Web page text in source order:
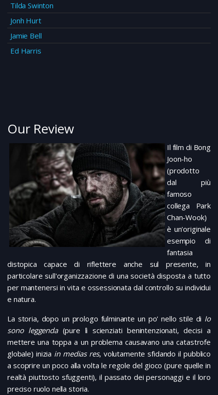
Tilda Swinton
Jonh Hurt
Jamie Bell
Ed Harris
Our Review
Il film di Bong
Joon-ho
(prodotto
dal più
famoso
collega Park
Chan-Wook)
è un'originale
esempio di
fantasia
distopica capace di riflettere anche sul presente, in
particolare sull'organizzazione di una società disposta a tutto
per mantenersi in vita e ossessionata dal controllo su individui
e natura.
La storia, dopo un prologo fulminante un po' nello stile di Io
sono leggenda(pure lì scienziati benintenzionati, decisi a
mettere una toppa a un problema causavano una catastrofe
globale) inizia in medias res, volutamente sfidando il pubblico
a scoprire un poco alla volta le regole del gioco (pure quelle in
realtà piuttosto sfuggenti), il passato dei personaggi e il loro
preciso ruolo nella storia.